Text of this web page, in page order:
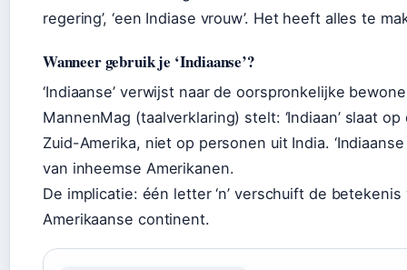
regering’, ‘een Indiase vrouw’. Het heeft alles te
Wanneer gebruik je ‘Indiaanse’?
‘Indiaanse’ verwijst naar de oorspronkelijke
MannenMag (taalverklaring) stelt: ‘Indiaan’ slaat
Zuid-Amerika, niet op personen uit India.
van inheemse Amerikanen.
De implicatie: één letter ‘n’ verschuift de
Amerikaanse continent.